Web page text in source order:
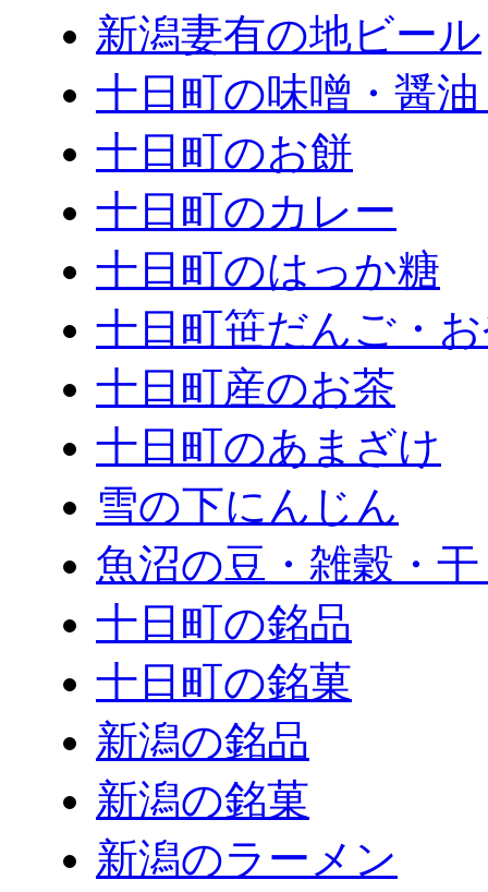
新潟妻有の地ビール
十日町の味噌・醤
十日町のお餅
十日町のカレー
十日町のはっか糖
十日町笹だんご・
十日町産のお茶
十日町のあまざけ
雪の下にんじん
魚沼の豆・雑穀・
十日町の銘品
十日町の銘菓
新潟の銘品
新潟の銘菓
新潟のラーメン